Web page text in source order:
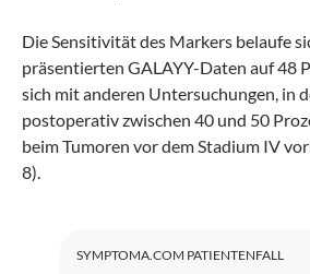
Die Sensitivität des Markers belaufe
präsentierten GALAYY-Daten auf 48
sich mit anderen Untersuchungen, in
postoperativ zwischen 40 und 50
beim Tumoren vor dem Stadium IV
8).
SYMPTOMA.COM PATIENTENFALL